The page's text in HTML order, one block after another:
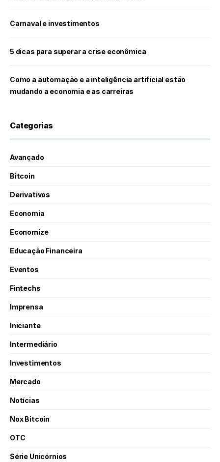
Carnaval e investimentos
5 dicas para superar a crise econômica
Como a automação e a inteligência artificial estão
mudando a economia e as carreiras
Categorias
Avançado
Bitcoin
Derivativos
Economia
Economize
Educação Financeira
Eventos
Fintechs
Imprensa
Iniciante
Intermediário
Investimentos
Mercado
Notícias
Nox Bitcoin
OTC
Série Unicórnios